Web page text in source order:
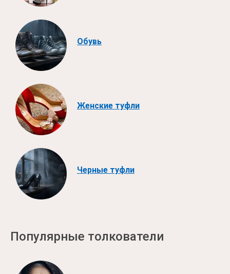
Обувь
Женские туфли
Черные туфли
Популярные толкователи